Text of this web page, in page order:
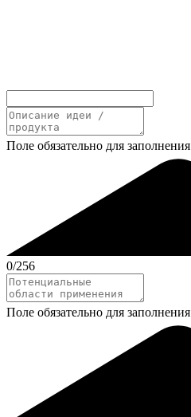
Поле обязательно для заполнения
0/256
Поле обязательно для заполнения